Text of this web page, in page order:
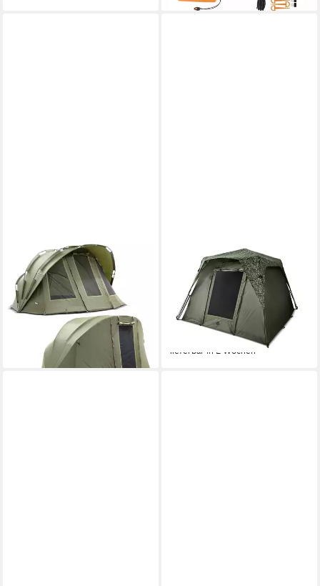
Angelzelt Bobcat Karpfenzelt
+ Überwurf Bivvy, Personen:
2 (Komplett-Set)
299,90 € UVP400,00 €
lieferbar - in 2-3 Werktagen bei dir
DELPHIN.SK
Angelzelt Bivvy Zelt von
Delphin - 190cm Höhe -
Angeln - Camping, (1 tlg)
499,00 € UVP699,00 €
lieferbar in 2 Wochen